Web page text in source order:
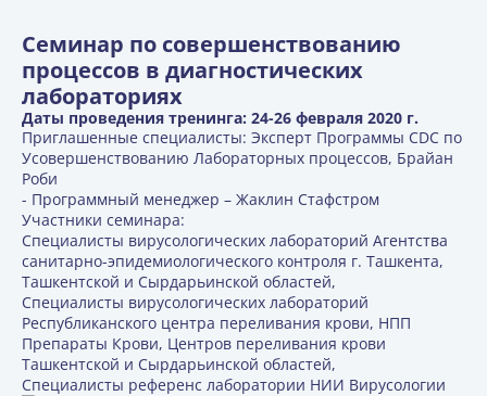
Семинар по совершенствованию
процессов в диагностических
лабораториях
Даты проведения тренинга: 24-26 февраля 2020 г.
Приглашенные специалисты: Эксперт Программы CDC по
Усовершенствованию Лабораторных процессов, Брайан
Роби
- Программный менеджер – Жаклин Стафстром
Участники семинара:
Специалисты вирусологических лабораторий Агентства
санитарно-эпидемиологического контроля г. Ташкента,
Ташкентской и Сырдарьинской областей,
Специалисты вирусологических лабораторий
Республиканского центра переливания крови, НПП
Препараты Крови, Центров переливания крови
Ташкентской и Сырдарьинской областей,
Специалисты референс лаборатории НИИ Вирусологии